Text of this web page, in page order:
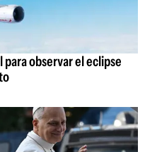
observar el eclipse